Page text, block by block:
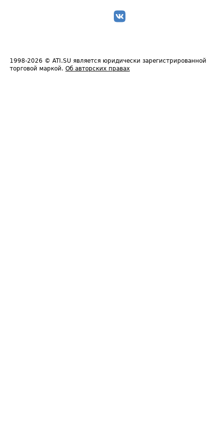
1998-2026 © ATI.SU является юридически зарегистрированной
торговой маркой. Об авторских правах